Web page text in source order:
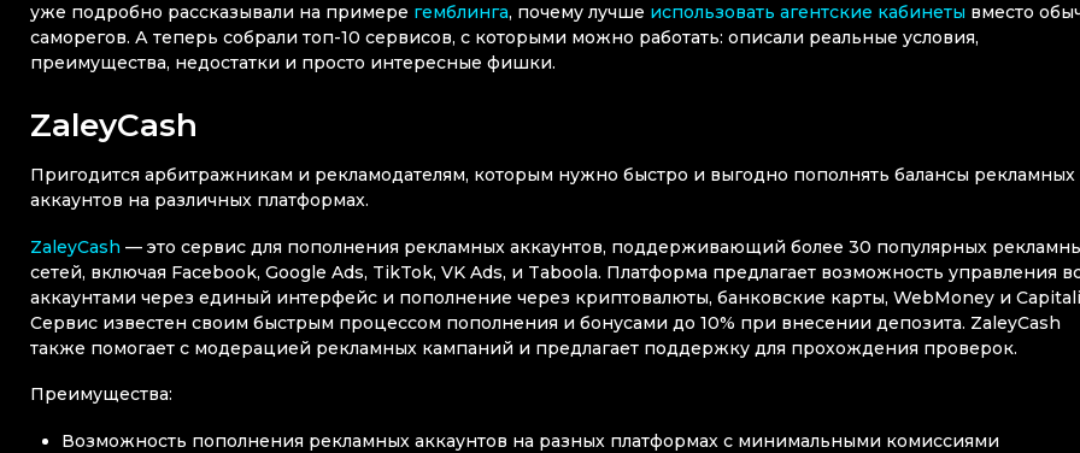
уже подробно рассказывали на примере гемблинга, почему лучше использовать агентские кабинеты вместо
саморегов. А теперь собрали топ-10 сервисов, с которыми можно работать: описали реальные условия,
преимущества, недостатки и просто интересные фишки.
ZaleyCash
Пригодится арбитражникам и рекламодателям, которым нужно быстро и выгодно пополнять балансы рекламных
аккаунтов на различных платформах.
ZaleyCash — это сервис для пополнения рекламных аккаунтов, поддерживающий более 30 популярных
сетей, включая Facebook, Google Ads, TikTok, VK Ads, и Taboola. Платформа предлагает возможность управления
аккаунтами через единый интерфейс и пополнение через криптовалюты, банковские карты, WebMoney и
Сервис известен своим быстрым процессом пополнения и бонусами до 10% при внесении депозита. ZaleyCash
также помогает с модерацией рекламных кампаний и предлагает поддержку для прохождения проверок.
Преимущества:
Возможность пополнения рекламных аккаунтов на разных платформах с минимальными комиссиями